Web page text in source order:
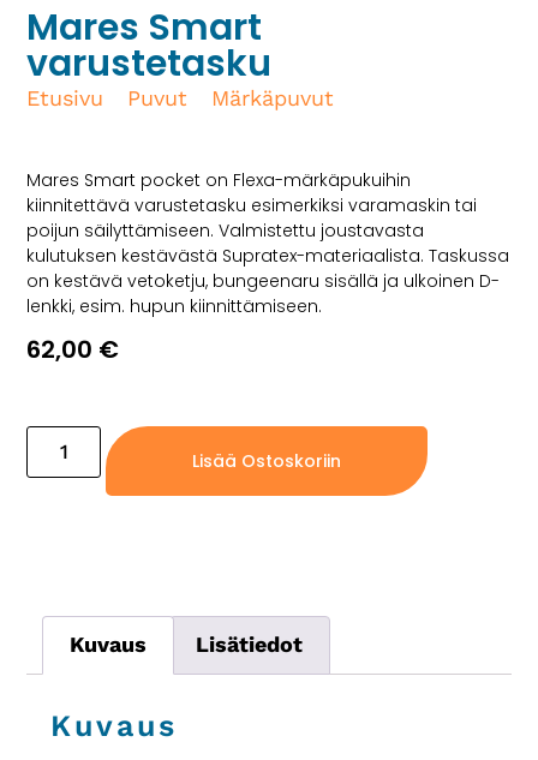
Mares Smart
varustetasku
Etusivu Puvut Märkäpuvut
Mares Smart pocket on Flexa-märkäpukuihin
kiinnitettävä varustetasku esimerkiksi varamaskin tai
poijun säilyttämiseen. Valmistettu joustavasta
kulutuksen kestävästä Supratex-materiaalista. Taskussa
on kestävä vetoketju, bungeenaru sisällä ja ulkoinen D-
lenkki, esim. hupun kiinnittämiseen.
62,00 €
Lisää Ostoskoriin
Kuvaus Lisätiedot
Kuvaus